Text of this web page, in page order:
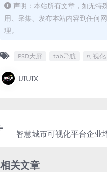
声明：本站所有文章，如无特
用、采集、发布本站内容到任何
理。
PSD大屏 tab导航 可视化
UIUIX
智慧城市可视化平台企业
相关文章